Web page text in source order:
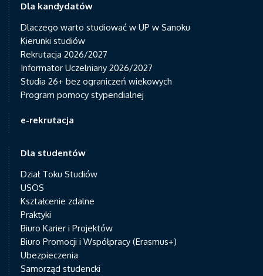
Dla kandydatów
Dlaczego warto studiować w UP w Sanoku
Kierunki studiów
Rekrutacja 2026/2027
Informator Uczelniany 2026/2027
Studia 26+ bez ograniczeń wiekowych
Program pomocy stypendialnej
e-rekrutacja
Dla studentów
Dział Toku Studiów
USOS
Kształcenie zdalne
Praktyki
Biuro Karier i Projektów
Biuro Promocji i Współpracy (Erasmus+)
Ubezpieczenia
Samorząd studencki